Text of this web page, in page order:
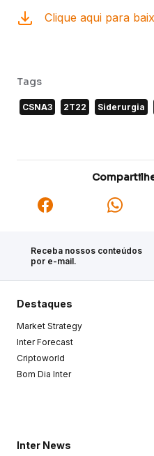
Clique aqui para
Tags
CSNA3 2T22 Siderurgia
Receba nossos conteúdos
por e-mail.
Destaques
Market Strategy
Inter Forecast
Criptoworld
Bom Dia Inter
Inter News